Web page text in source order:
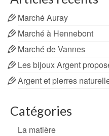
Marché Auray
Marché à Hennebont
Marché de Vannes
Les bijoux Argent
Argent et pierres
Catégories
La matière